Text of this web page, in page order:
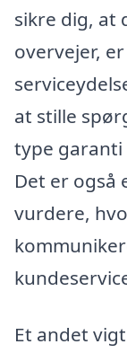
sikre dig, at
overvejer,
at stille
type
Det er også
vurdere,
Et andet